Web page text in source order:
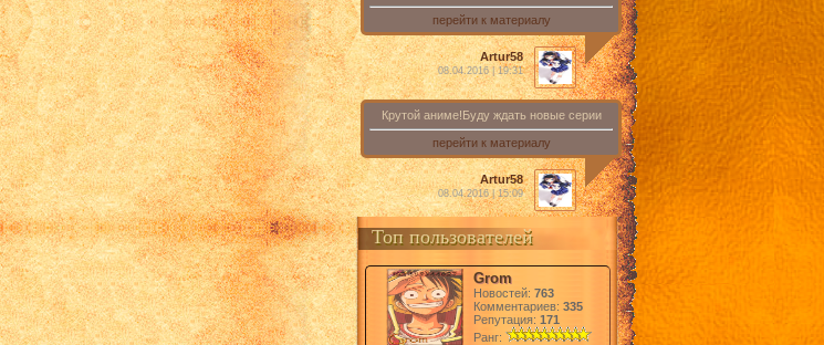
перейти к материалу
Artur58
08.04.2016 | 19:31
Крутой аниме!Буду ждать новые серии
перейти к материалу
Artur58
08.04.2016 | 15:09
Топ пользователей
Grom
Новостей: 763
Комментариев: 335
Репутация: 171
Ранг: